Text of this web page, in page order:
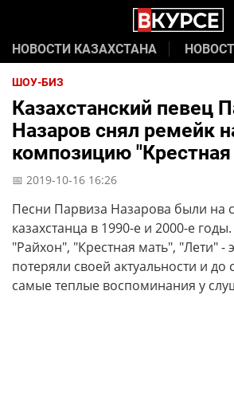
НОВОСТИ КАЗАХСТАНА
ШОУ-БИЗ
Казахстанский певец
Назаров снял ремейк
композицию
📅 2019-10-16 16:26
Песни Парвиза Назарова были на
казахстанца в 1990-е и 2000-е
"Райхон", "Крестная мать", "Лети" -
потеряли своей актуальности и
самые теплые воспоминания у